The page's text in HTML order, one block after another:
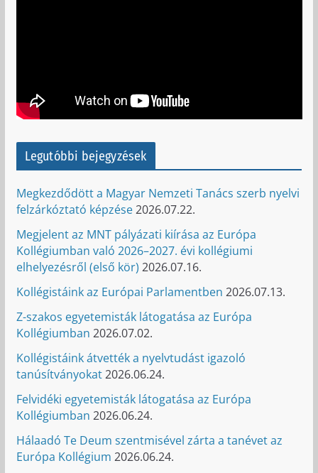
Legutóbbi bejegyzések
Megkezdődött a Magyar Nemzeti Tanács szerb nyelvi
felzárkóztató képzése2026.07.22.
Megjelent az MNT pályázati kiírása az Európa
Kollégiumban való 2026–2027. évi kollégiumi
elhelyezésről (első kör) 2026.07.16.
Kollégistáink az Európai Parlamentben 2026.07.13.
Z-szakos egyetemisták látogatása az Európa
Kollégiumban 2026.07.02.
Kollégistáink átvették a nyelvtudást igazoló
tanúsítványokat2026.06.24.
Felvidéki egyetemisták látogatása az Európa
Kollégiumban 2026.06.24.
Hálaadó Te Deum szentmisével zárta a tanévet az
Európa Kollégium 2026.06.24.